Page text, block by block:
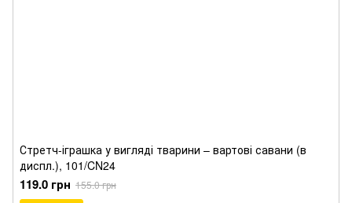
Стретч-іграшка у вигляді тварини – вартові савани (в
диспл.), 101/CN24
119.0 грн 155.0 грн